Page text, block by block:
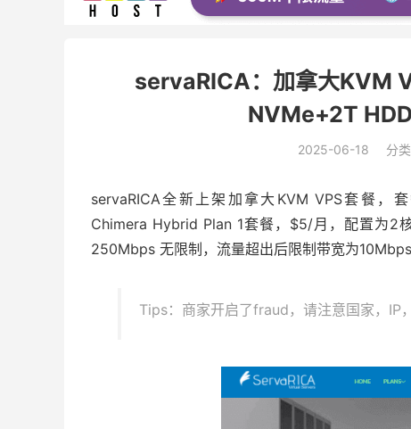
servaRICA：加拿大KVM
NVMe+2T
2025-06-18 分类
servaRICA全新上架加拿大KVM VPS套餐，
Chimera Hybrid Plan 1套餐，$5/月，配置为2
250Mbps 无限制，流量超出后限制带宽为
Tips：商家开启了fraud，请注意国家，IP